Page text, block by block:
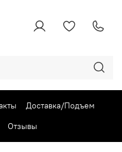
Доставка/Подъем
Отзывы